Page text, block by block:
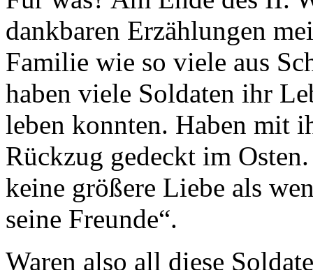
dankbaren Erzählungen
Familie wie so viele aus
haben viele Soldaten ihr
leben konnten. Haben mit
Rückzug gedeckt im
keine größere Liebe als
seine Freunde“.
Waren also all diese